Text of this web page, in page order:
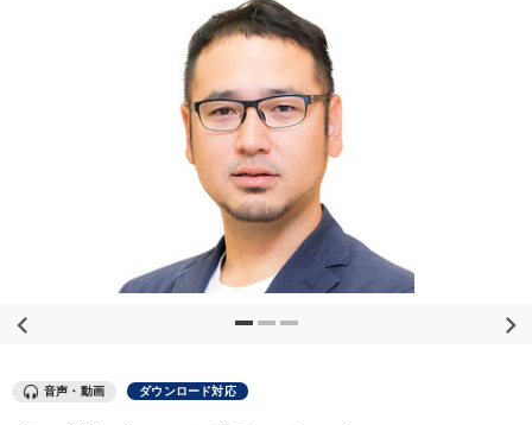
全国経営者セミナー講演収録物（全1315タイトル）からお探しいただけ
事業家のロマンと経営
専門家のアドバイス
リーダーの器量を学ぶ
音声・動画 ダウンロード対応